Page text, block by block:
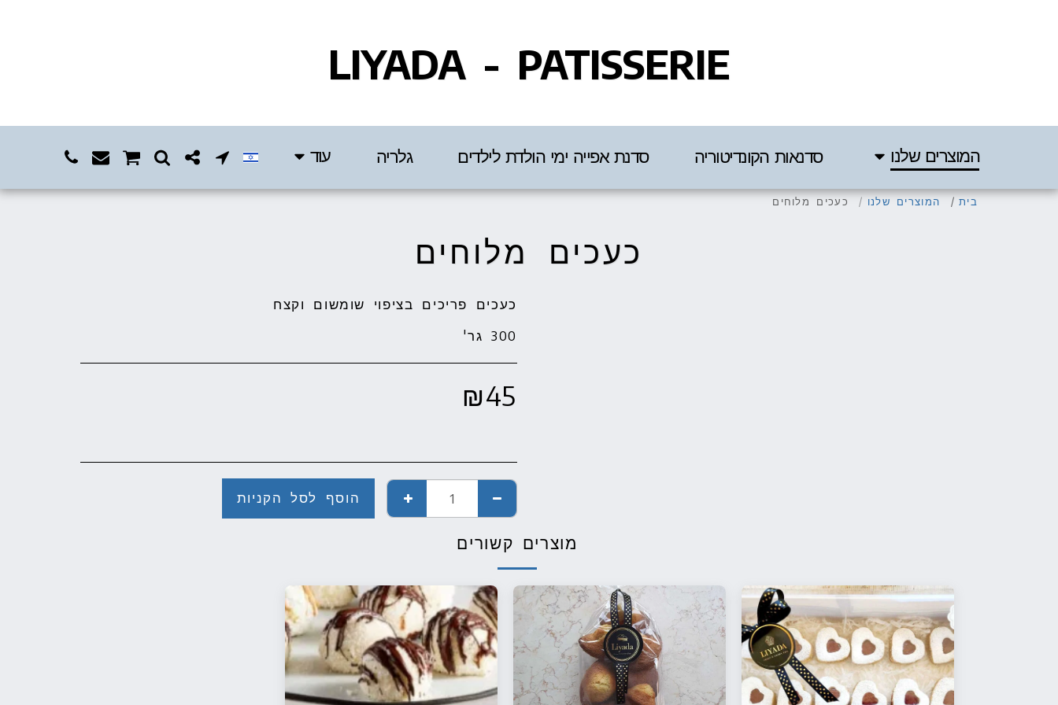
LIYADA - PATISSERIE
המוצרים שלנו סדנאות הקונדיטוריה סדנת אפייה ימי הולדת לילדים גלריה עוד
בית המוצרים שלנו כעכים מלוחים
כעכים מלוחים
300 גר'
₪45
הוסף לסל הקניות
מוצרים קשורים